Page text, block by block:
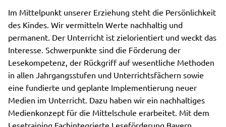
Im Mittelpunkt unserer Erziehung steht die Persönlichkeit
des Kindes. Wir vermitteln Werte nachhaltig und
permanent. Der Unterricht ist zielorientiert und weckt das
Interesse. Schwerpunkte sind die Förderung der
Lesekompetenz, der Rückgriff auf wesentliche Methoden
in allen Jahrgangsstufen und Unterrichtsfächern sowie
eine fundierte und geplante Implementierung neuer
Medien im Unterricht. Dazu haben wir ein nachhaltiges
Medienkonzept für die Mittelschule erarbeitet. Mit dem
Lesetraining Fachintegrierte Leseförderung Bayern